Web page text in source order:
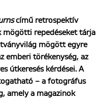
című retrospektív
mögötti repedéseket tárja
mögött egyre
emberi törékenység, az
útkeresés kérdései. A
– a fotográfus
amely a magazinok